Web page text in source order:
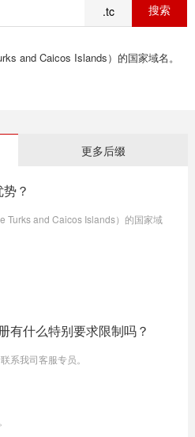
.tc
and Caicos Islands）的国家域名。
更多后缀
？
Turks and Caicos Islands）的国家域
有什么特别要求限制吗？
系我司客服专员。